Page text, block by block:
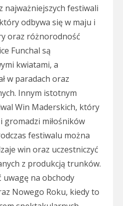
najważniejszych festiwali
odbywa się w maju i
oraz różnorodność
Funchal są
kwiatami, a
w paradach oraz
Innym istotnym
Win Maderskich, który
gromadzi miłośników
festiwalu można
win oraz uczestniczyć
z produkcją trunków.
na obchody
Nowego Roku, kiedy to